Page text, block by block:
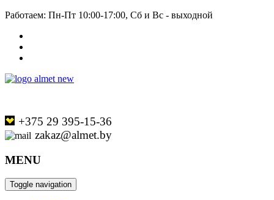
Работаем: Пн-Пт 10:00-17:00, Сб и Вс - выходной
+375 29 395-15-36
zakaz@almet.by
MENU
Toggle navigation